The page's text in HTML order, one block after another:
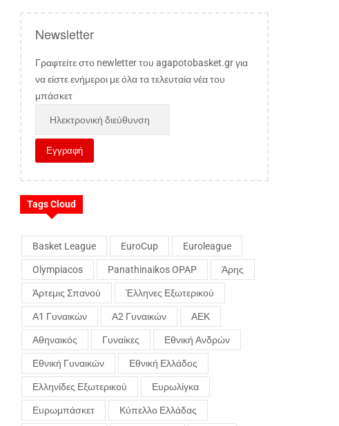
Newsletter
Γραφτείτε στο newletter του agapotobasket.gr για
να είστε ενήμεροι με όλα τα τελευταία νέα του
μπάσκετ
Tags Cloud
Basket League EuroCup Euroleague
Olympiacos Panathinaikos OPAP Άρης
Άρτεμις Σπανού Έλληνες Εξωτερικού
Α1 Γυναικών Α2 Γυναικών ΑΕΚ
Αθηναικός Γυναίκες Εθνική Ανδρών
Εθνική Γυναικών Εθνική Ελλάδος
Ελληνίδες Εξωτερικού Ευρωλίγκα
Ευρωμπάσκετ Κύπελλο Ελλάδας